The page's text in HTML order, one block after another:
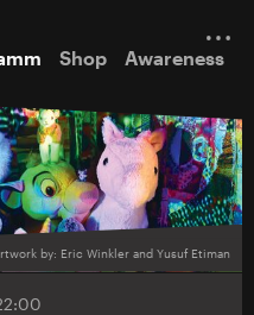
Shop Awareness
by: Eric Winkler and Yusuf Etiman